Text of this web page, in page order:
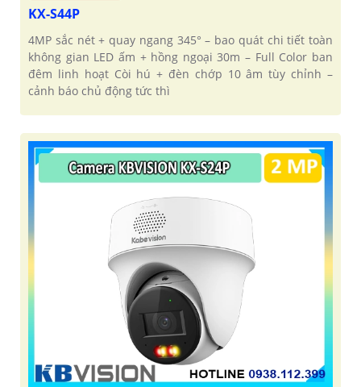
KX-S44P
4MP sắc nét + quay ngang 345° – bao quát chi tiết toàn
không gian LED ấm + hồng ngoại 30m – Full Color ban
đêm linh hoạt Còi hú + đèn chớp 10 âm tùy chỉnh –
cảnh báo chủ động tức thì